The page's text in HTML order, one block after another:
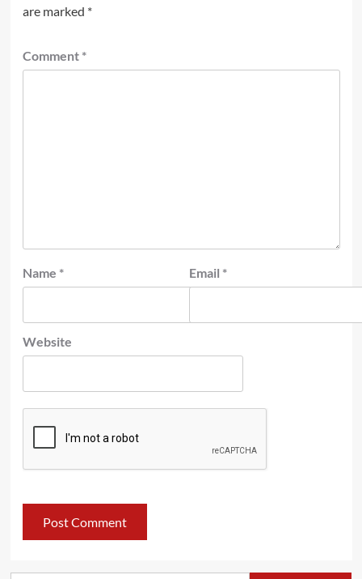
are marked *
Comment *
Name * Email *
Website